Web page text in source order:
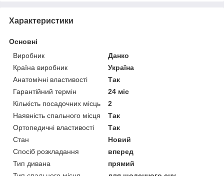
Характеристики
Основні
Виробник
Данко
Країна виробник
Україна
Анатомічні властивості
Так
Гарантійний термін
24 міс
Кількість посадочних місць
2
Наявність спального місця
Так
Ортопедичні властивості
Так
Стан
Новий
Спосіб розкладання
вперед
Тип дивана
прямий